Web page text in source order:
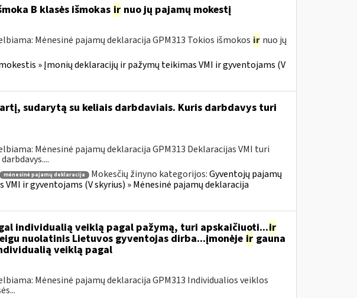
B klasės išmokas irnuo jų pajamų mokestį
Mėnesinė pajamų deklaracija GPM313 Tokios išmokos ir nuo jų
» Įmonių deklaracijų ir pažymų teikimas VMI ir gyventojams (V
sudarytą su keliais darbdaviais. Kuris darbdavys turi
Mėnesinė pajamų deklaracija GPM313 Deklaracijas VMI turi
mėnesinė pajamų deklaracija Mokesčių žinyno kategorijos:Gyventojų pajamų
ir gyventojams (V skyrius) » Mėnesinė pajamų deklaracija
individualią veiklą pagal pažymą, turi apskaičiuoti...ir
nuolatinis Lietuvos gyventojas dirba...įmonėje irgauna
veiklą pagal
Mėnesinė pajamų deklaracija GPM313 Individualios veiklos